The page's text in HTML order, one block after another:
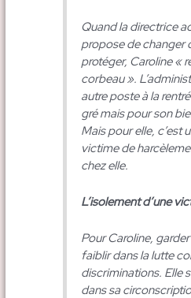
Quand la directrice
propose de changer
protéger, Caroline «
corbeau ».
autre poste à la
gré mais pour son
Mais pour elle, c’est
victime de
chez elle.
L’isolement d’une
Pour Caroline,
faiblir dans la lutte
discriminations. Elle
dans sa